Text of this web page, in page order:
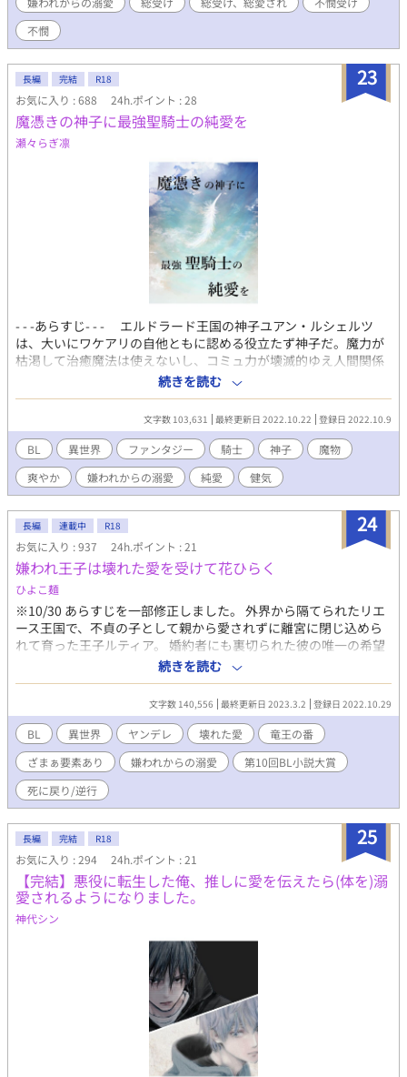
目的は、もっぱら人間の男の精液だった。だが、人間を暴力で支
配して無理やりしぼりとるということは全くなく、人間の裏社会
を仕切ることによって得た莫大な富を、彼らの食料確保の財源と
出来上がっていた。
不憫
23
長編 完結 R18
お気に入り : 688 24h.ポイント : 28
魔憑きの神子に最強聖騎士の純愛を
瀬々らぎ凛
- - -あらすじ- - - エルドラード王国の神子ユアン・ルシェルツ
は、大いにワケアリの自他ともに認める役立たず神子だ。魔力が
枯渇して治癒魔法は使えないし、コミュ力が壊滅的ゆえ人間関係
には難しかない。神子の仕事を全うして周囲に認められたくて
も、肝心の魔力はなんと魔物との契約により《他人から愛されな
いと溜まらない》という条件付きだ。完全に詰んでいる。今日も
絶賛、嫌われ、疎まれ、悪口を言われ、友だちもなく孤独な中ひ
とり、それでも彼なりに足掻いていた。 さて、ここに王国最強
の聖騎士が現れたらどうなるだろう？ その名はヴィクト・シュ
トラーゼ。聖騎士というのは魔物を倒すことのできる聖属性魔法
を扱う騎士のことで、この男、魔物殲滅を優先するあまり仲間に
迷惑をかけ、謹慎処分としてユアンの近衛騎士をするよう命じら
れたのだった。 ヴィクトが一日でも早く隊に復帰するには、ユ
アンがきっちり仕事をこなすようにならなくてはならない。だか
らヴィクトはユアンに協力を申し出た。そしてユアンはヴィクト
に人付き合いというものを教えてもらいながら、魔力を溜めるた
めに奔走を始める。 やがて二人は互いに惹かれ合った。ユアン
はヴィクトの頼もしさや誠実さに、ヴィクトはユアンの素直さや
ひた向きさに。だけれどもユアンは気付いてしまった。この体の
中には魔物が棲んでいる。ヴィクトは魔物を心の底から憎み、一
匹残らず殲滅したいと願って生きている。 ――あぁ、僕が初め
て好きになった人は、僕を殺す運命にある人だった。 ------------
攻め ヴィクト・シュトラーゼ (23) 【魔物殲滅に命を懸ける王国
最強花形聖騎士 / チャラく見えて一途 / 男前美形 】 × 受け ユア
ン・ルシェルツ (19) 【自身に憑いた魔物の力を借りて治癒魔法を
施す神子 / かわいい系美少年 / とにかく健気 】 ◆愛に始まり愛
に終わる、ドラマチックな純ファンタジーラブストーリーです！
◆ありがたいことに 2022年角川ルビー小説大賞、B評価（最終
選考）をいただきました。 どうか皆さま、ユアンとヴィクト
の二人を、愛してやってください。 よろしくお願いいたしま
す。
続きを読む
文字数 103,631 最終更新日 2022.10.22 登録日 2022.10.9
BL 異世界 ファンタジー 騎士 神子
魔物
爽やか
嫌われからの溺愛 純愛 健気
24
長編 連載中 R18
お気に入り : 937 24h.ポイント : 21
嫌われ王子は壊れた愛を受けて花ひらく
ひよこ麺
※10/30 あらすじを一部修正しました。 外界から隔てられたリエ
ース王国で、不貞の子として親から愛されずに離宮に閉じ込めら
れて育った王子ルティア。 婚約者にも裏切られた彼の唯一の希望
は『成人の儀』で父である国王に王族として認められることだっ
た。 しかし、『成人の儀』で命じられたのは存在するかもわから
ないおとぎ話の存在『狂った竜王の討伐』であった。 ルティアに
とって愛されたいと願った父から死を望まれていると理解した瞬
間だった。 絶望と悲しみの中で最期まで付き従うと誓ってくれた
護衛騎士のレフからの一途だがどこか壊れた愛を受けるが次第に
それは暴走していく。 そして、ふたりは入った者が戻ることがで
きない『暗黒の森』へと『狂った竜王』を討伐するために足を踏
み入れるが、全ての抑圧から解放されたことでレフのルティアへ
ルティアが取った行動が世界の理すらかえていき……。 千年にも
及ぶ執着愛とそれを受ける孤独な王子の物語。 ※が付くのはエッ
チなことがある回です。割とあります。 また、今回作品の設定上
かなりシリアスです。また、肉体的な苦痛の描写はあまりないで
すが精神的に辛いシーンは割とあります。ハッピーエンドの予定
ではありますが、メインCP以外？との性行為の描写（強姦ではな
いですが合意かは怪しい）などが含まれますのでご理解いただい
た上で少しでも楽しんで頂けましたら幸いです。 ※12/8 ストーリ
ーが進むまでつけないつもりだった『死に戻り/逆行』タグを追加
続きを読む
文字数 140,556 最終更新日 2023.3.2 登録日 2022.10.29
BL 異世界 ヤンデレ 壊れた愛
竜王の番
ざまぁ要素あり
嫌われからの溺愛
第10回BL小説大賞
死に戻り/逆行
25
長編 完結 R18
お気に入り : 294 24h.ポイント : 21
【完結】悪役に転生した俺、推しに愛を伝えたら(体を)溺
愛されるようになりました。
神代シン